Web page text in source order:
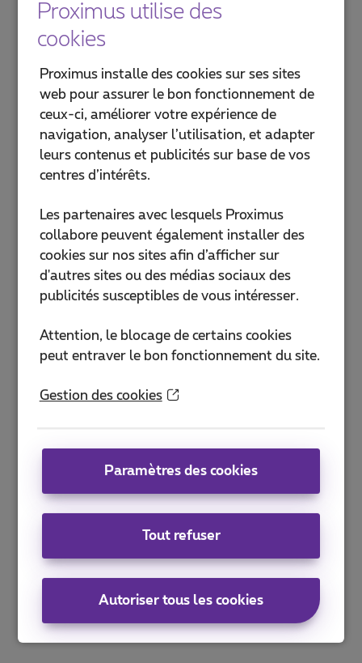
Proximus utilise des
cookies
Proximus installe des cookies sur ses sites
web pour assurer le bon fonctionnement de
ceux-ci, améliorer votre expérience de
navigation, analyser l’utilisation, et adapter
leurs contenus et publicités sur base de vos
centres d’intérêts.
Les partenaires avec lesquels Proximus
collabore peuvent également installer des
cookies sur nos sites afin d’afficher sur
d'autres sites ou des médias sociaux des
publicités susceptibles de vous intéresser.
Attention, le blocage de certains cookies
peut entraver le bon fonctionnement du site.
Gestion des cookies
Paramètres des cookies
Tout refuser
Autoriser tous les cookies